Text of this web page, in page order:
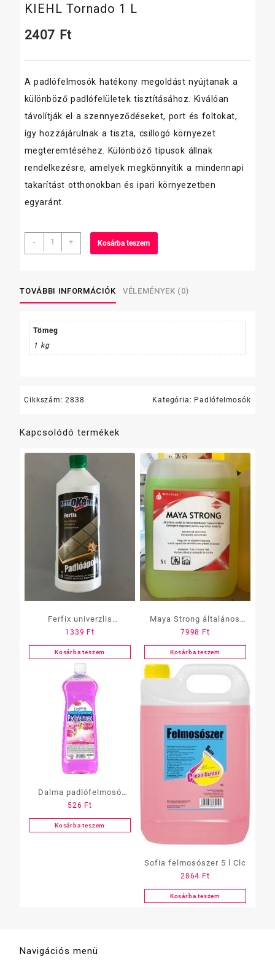
KIEHL Tornado 1 L
2407 Ft
A padlófelmosók hatékony megoldást nyújtanak a
különböző padlófelületek tisztításához. Kiválóan
távolítják el a szennyeződéseket, port és foltokat,
így hozzájárulnak a tiszta, csillogó környezet
megteremtéséhez. Különböző típusok állnak
rendelkezésre, amelyek megkönnyítik a mindennapi
takarítást otthonokban és ipari környezetben
egyaránt.
-
KIEHL
Tornado
mennyiség
+ Kosárba teszem
TOVÁBBI INFORMÁCIÓK VÉLEMÉNYEK (0)
Tömeg
1 kg
Cikkszám:2838 Kategória: Padlófelmosók
Kapcsolódó termékek
Ferfix univerzlis
önfényező 500 ml
1339 Ft
Kosárba teszem
Maya Strong általános
tisztítószer
koncentrátum 5 l
7998 Ft
Kosárba teszem
Dalma padlófelmosó
többféle 1 L
526 Ft
Kosárba teszem
Sofia felmosószer 5 l Clc
2864 Ft
Kosárba teszem
Navigációs menü